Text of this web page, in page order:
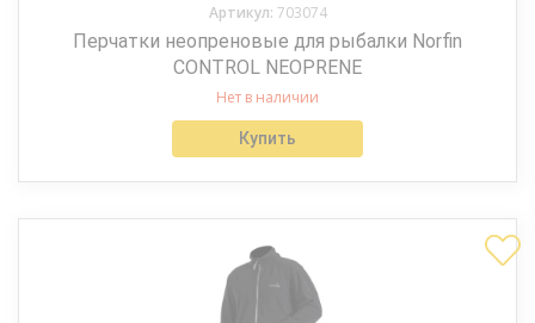
Артикул: 703074
Перчатки неопреновые для рыбалки Norfin
CONTROL NEOPRENE
Нет в наличии
Купить